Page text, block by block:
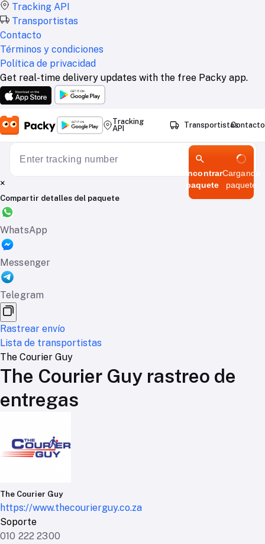
Tracking API
Transportistas
Contacto
Términos y condiciones
Política de privacidad
Get real-time delivery updates with the free Packy app.
Tracking
API
TransportistasContacto
Encontrar
paquete
Cargando
paquete
×
Compartir detalles del paquete
WhatsApp
Messenger
Telegram
Rastrear envío
Lista de transportistas
The Courier Guy
The Courier Guy rastreo de
entregas
The Courier Guy
https://www.thecourierguy.co.za
Soporte
010 222 2300